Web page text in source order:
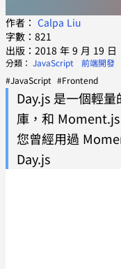
作者： Calpa Liu
字數：821
出版：2018 年 9 月 19 日
分類： JavaScript
前端開發
#JavaScript #Frontend
Day.js 是一個輕
庫，和
您曾經用過
Day.js